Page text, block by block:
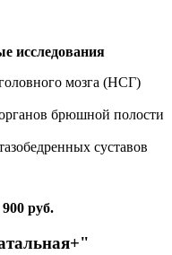
исследования
мозга (НСГ)
органов брюшной полости
суставов
руб.